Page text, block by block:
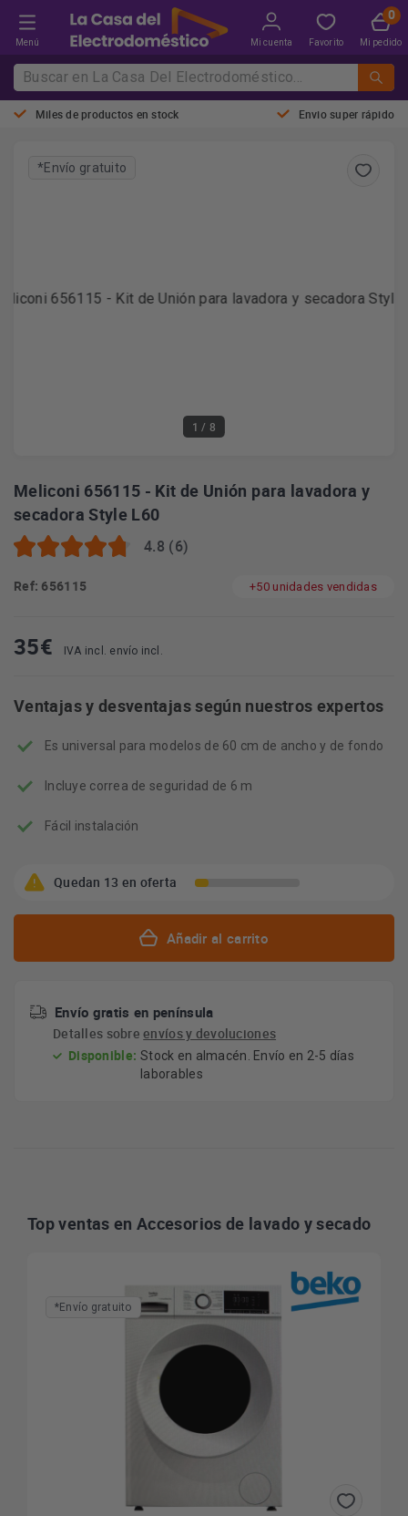
Menú Mi cuenta Favorito Mi pedido
Miles de productos en stock Envio super rápido
1 / 8
*Envío gratuito
Meliconi 656115 - Kit de Unión para lavadora y
secadora Style L60
4.8 (6)
Ref: 656115 +50 unidades vendidas
35€ IVA incl. envío incl.
Ventajas y desventajas según nuestros expertos
Es universal para modelos de 60 cm de ancho y de fondo
Incluye correa de seguridad de 6 m
Fácil instalación
Quedan 13 en oferta
Añadir al carrito
Envío gratis en península
Detalles sobreenvíos y devoluciones
Disponible: Stock en almacén. Envío en 2-5 días
laborables
Top ventas en Accesorios de lavado y secado
*Envío gratuito